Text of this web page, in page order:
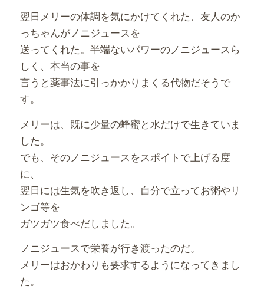
翌日メリーの体調を気にかけてくれた、友人のか
っちゃんがノニジュースを
送ってくれた。半端ないパワーのノニジュースら
しく、本当の事を
言うと薬事法に引っかかりまくる代物だそうで
す。
メリーは、既に少量の蜂蜜と水だけで生きていま
した。
でも、そのノニジュースをスポイトで上げる度
に、
翌日には生気を吹き返し、自分で立ってお粥やリ
ンゴ等を
ガツガツ食べだしました。
ノニジュースで栄養が行き渡ったのだ。
メリーはおかわりも要求するようになってきまし
た。